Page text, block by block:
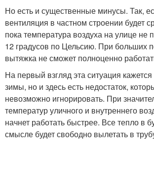
Но есть и существенные минусы. Так,
вентиляция в частном строении будет
пока температура воздуха на улице не
12 градусов по Цельсию. При больших
вытяжка не сможет полноценно
На первый взгляд эта ситуация
зимы, но и здесь есть недостаток,
невозможно игнорировать. При
температур уличного и внутреннего
начнет работать быстрее. Все тепло в
смысле будет свободно вылетать в